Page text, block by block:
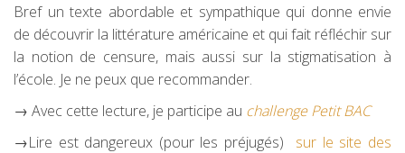
Bref un texte abordable et sympathique qui donne envie
de découvrir la littérature américaine et qui fait réfléchir sur
la notion de censure, mais aussi sur la stigmatisation à
l’école. Je ne peux que recommander.
→ Avec cette lecture, je participe au challenge Petit BAC
→Lire est dangereux (pour les préjugés)
sur le site des